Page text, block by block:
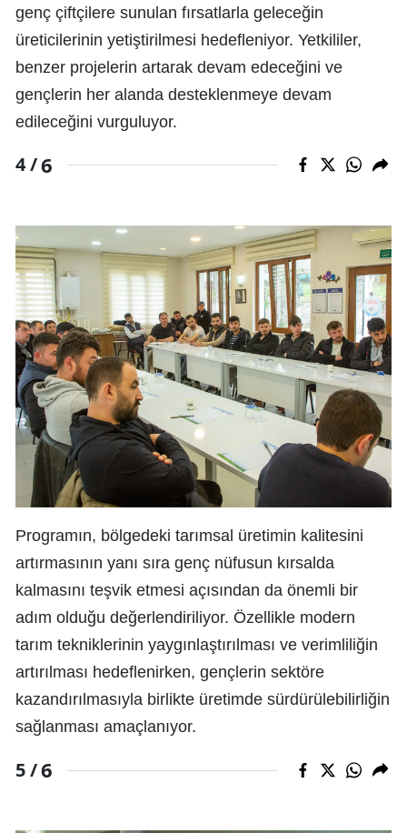
genç çiftçilere sunulan fırsatlarla geleceğin
üreticilerinin yetiştirilmesi hedefleniyor. Yetkililer,
benzer projelerin artarak devam edeceğini ve
gençlerin her alanda desteklenmeye devam
edileceğini vurguluyor.
4 /6
Programın, bölgedeki tarımsal üretimin kalitesini
artırmasının yanı sıra genç nüfusun kırsalda
kalmasını teşvik etmesi açısından da önemli bir
adım olduğu değerlendiriliyor. Özellikle modern
tarım tekniklerinin yaygınlaştırılması ve verimliliğin
artırılması hedeflenirken, gençlerin sektöre
kazandırılmasıyla birlikte üretimde sürdürülebilirliğin
sağlanması amaçlanıyor.
5 /6